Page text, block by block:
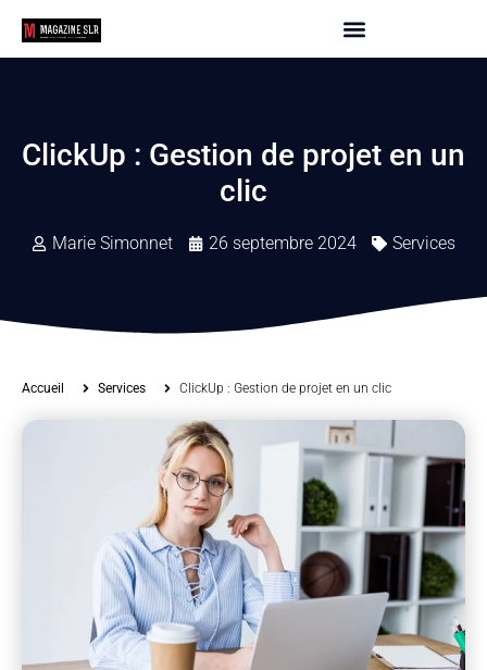
ClickUp : Gestion de projet en un
clic
Marie Simonnet 26 septembre 2024 Services
Accueil Services ClickUp : Gestion de projet en un clic